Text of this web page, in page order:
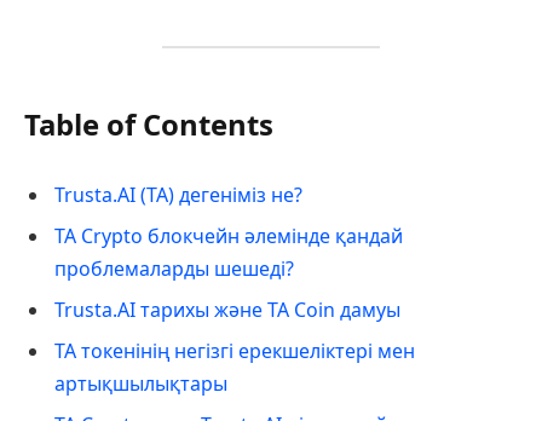
Table of Contents
Trusta.AI (TA) дегеніміз не?
TA Crypto блокчейн әлемінде қандай
проблемаларды шешеді?
Trusta.AI тарихы және TA Coin дамуы
TA токенінің негізгі ерекшеліктері мен
артықшылықтары